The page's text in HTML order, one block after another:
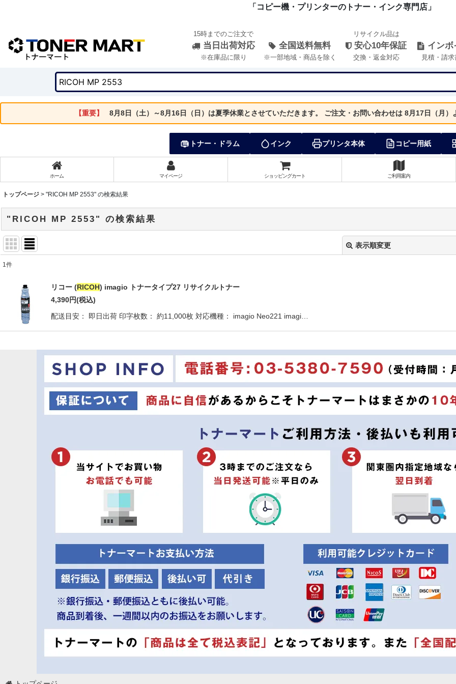
「コピー機・プリンターのトナー・インク専門店」
15時までのご注文で
当日出荷対応
※在庫品に限り
全国送料無料
※一部地域・商品を除く
リサイクル品は
安心10年保証
交換・返金対応
インボ
見積・請
【重要】 8月8日（土）～8月16日（日）は夏季休業とさせていただきます。 ご注文・お問い合わせは 8月17日（月
トナー・ドラム インク プリンタ本体 コピー用紙
ホーム マイページ ショッピングカート ご利用案内
トップページ > "RICOH MP 2553" の検索結果
"RICOH MP 2553" の検索結果
表示順変更
表示数
並び順
1件
リコー (RICOH) imagio トナータイプ27 リサイクルトナー
4,390円(税込)
配送目安： 即日出荷 印字枚数： 約11,000枚 対応機種： imagio Neo221 imagi…